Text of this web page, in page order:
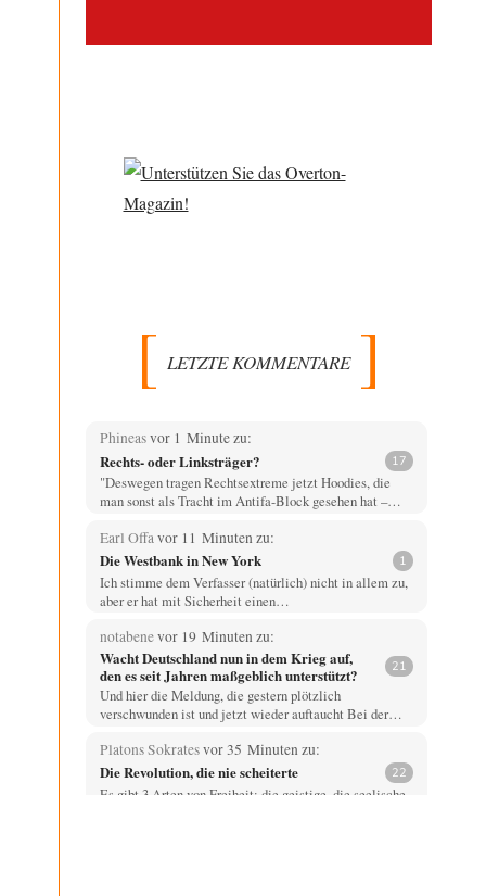
LETZTE KOMMENTARE
Phineasvor 1 Minute zu:
Rechts- oder Linksträger? 17
"Deswegen tragen Rechtsextreme jetzt Hoodies, die
man sonst als Tracht im Antifa-Block gesehen hat –…
Earl Offa vor 11 Minuten zu:
Die Westbank in New York 1
Ich stimme dem Verfasser (natürlich) nicht in allem zu,
aber er hat mit Sicherheit einen…
notabenevor 19 Minuten zu:
Wacht Deutschland nun in dem Krieg auf,
den es seit Jahren maßgeblich unterstützt?
21
Und hier die Meldung, die gestern plötzlich
verschwunden ist und jetzt wieder auftaucht Bei der…
Platons Sokratesvor 35 Minuten zu:
Die Revolution, die nie scheiterte 22
Es gibt 3 Arten von Freiheit: die geistige ,die seelische